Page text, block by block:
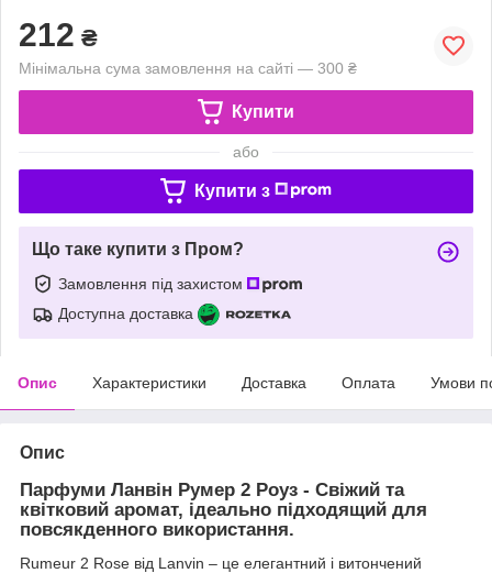
212 ₴
Мінімальна сума замовлення на сайті — 300 ₴
Купити
або
Купити з
Що таке купити з Пром?
Замовлення під захистом
Доступна доставка
Опис Характеристики Доставка Оплата Умови
Опис
Парфуми Ланвін Румер 2 Роуз - Свіжий та
квітковий аромат, ідеально підходящий для
повсякденного використання.
Rumeur 2 Rose від Lanvin – це елегантний і витончений